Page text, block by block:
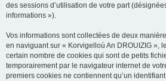
des sessions d’utilisation de votre part
informations »).
Vos informations sont collectées de deux
en naviguant sur « Korvigelloù An DROUIZIG »,
certain nombre de cookies qui sont de petits
temporairement par le navigateur internet de
premiers cookies ne contiennent qu’un